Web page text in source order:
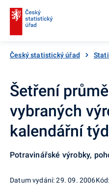
Český statistický úřad
Šetření
vybraných
kalendářní
Potravinářské výrobky,
Datum vydání: 29. 09. 2006